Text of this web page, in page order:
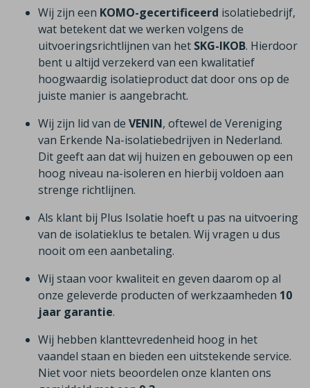
Wij zijn een KOMO-gecertificeerd isolatiebedrijf,
wat betekent dat we werken volgens de
uitvoeringsrichtlijnen van het SKG-IKOB. Hierdoor
bent u altijd verzekerd van een kwalitatief
hoogwaardig isolatieproduct dat door ons op de
juiste manier is aangebracht.
Wij zijn lid van de VENIN, oftewel de Vereniging
van Erkende Na-isolatiebedrijven in Nederland.
Dit geeft aan dat wij huizen en gebouwen op een
hoog niveau na-isoleren en hierbij voldoen aan
strenge richtlijnen.
Als klant bij Plus Isolatie hoeft u pas na uitvoering
van de isolatieklus te betalen. Wij vragen u dus
nooit om een aanbetaling.
Wij staan voor kwaliteit en geven daarom op al
onze geleverde producten of werkzaamheden 10
jaar garantie.
Wij hebben klanttevredenheid hoog in het
vaandel staan en bieden een uitstekende service.
Niet voor niets beoordelen onze klanten ons